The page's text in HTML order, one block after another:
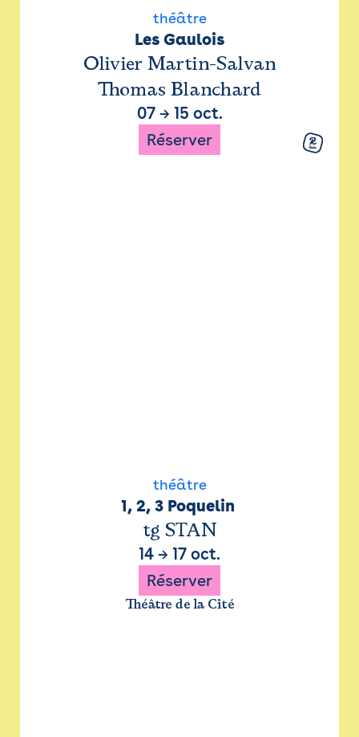
théâtre
Les Gaulois
Olivier Martin-Salvan
Thomas Blanchard
07→ 15 oct.
Réserver
théâtre
1, 2, 3 Poquelin
tg STAN
14 → 17 oct.
Réserver
Théâtre de la Cité